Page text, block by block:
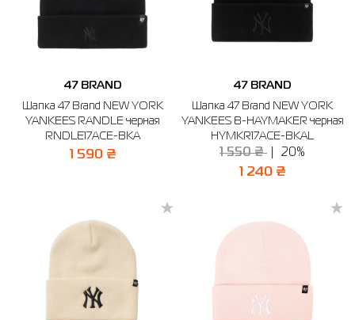
47 BRAND
Шапка 47 Brand NEW YORK
YANKEES RANDLE черная
RNDLE17ACE-BKA
1 590 ₴
47 BRAND
Шапка 47 Brand NEW YORK
YANKEES B-HAYMAKER черная
HYMKR17ACE-BKAL
1 550 ₴ 20%
1 240 ₴